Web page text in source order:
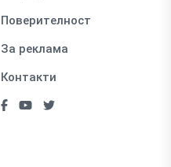
Поверителност
За реклама
Контакти